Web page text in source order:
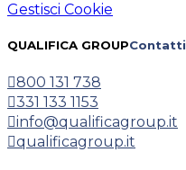
Gestisci Cookie
QUALIFICA GROUPContatti
800 131 738
331 133 1153
info@qualificagroup.it
qualificagroup.it